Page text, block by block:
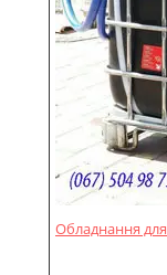
Обладнання